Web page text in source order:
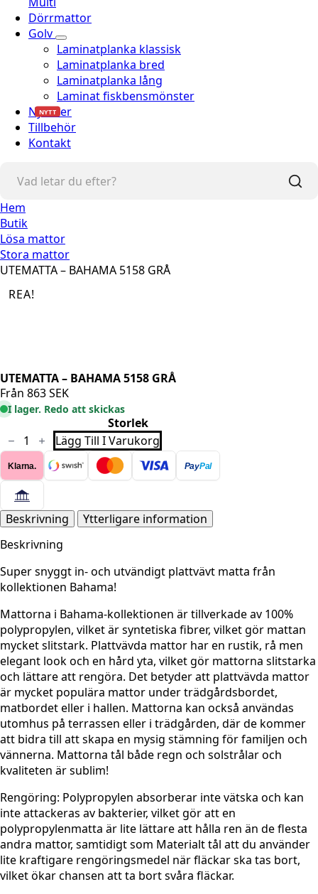
Dörrmattor
Golv
Laminatplanka klassisk
Laminatplanka bred
Laminatplanka lång
Laminat fiskbensmönster
Nyheter
NYTT
Tillbehör
Kontakt
Hem
Butik
Lösa mattor
Stora mattor
UTEMATTA – BAHAMA 5158 GRÅ
REA!
UTEMATTA – BAHAMA 5158 GRÅ
Från 863SEK
I lager. Redo att skickas
Storlek
UTEMATTA
BAHAMA
5158
GRÅ
mängd
Lägg Till I Varukorg
Klarna. PayPal
Beskrivning
Ytterligare information
Beskrivning
Super snyggt in- och utvändigt plattvävt matta från
kollektionen Bahama!
Mattorna i Bahama-kollektionen är tillverkade av 100%
polypropylen, vilket är syntetiska fibrer, vilket gör mattan
mycket slitstark. Plattvävda mattor har en rustik, rå men
elegant look och en hård yta, vilket gör mattorna slitstarka
och lättare att rengöra. Det betyder att plattvävda mattor
är mycket populära mattor under trädgårdsbordet,
matbordet eller i hallen. Mattorna kan också användas
utomhus på terrassen eller i trädgården, där de kommer
att bidra till att skapa en mysig stämning för familjen och
vännerna. Mattorna tål både regn och solstrålar och
kvaliteten är sublim!
Rengöring: Polypropylen absorberar inte vätska och kan
inte attackeras av bakterier, vilket gör att en
polypropylenmatta är lite lättare att hålla ren än de flesta
andra mattor, samtidigt som Materialt tål att du använder
lite kraftigare rengöringsmedel när fläckar ska tas bort,
vilket ökar chansen att ta bort svåra fläckar.